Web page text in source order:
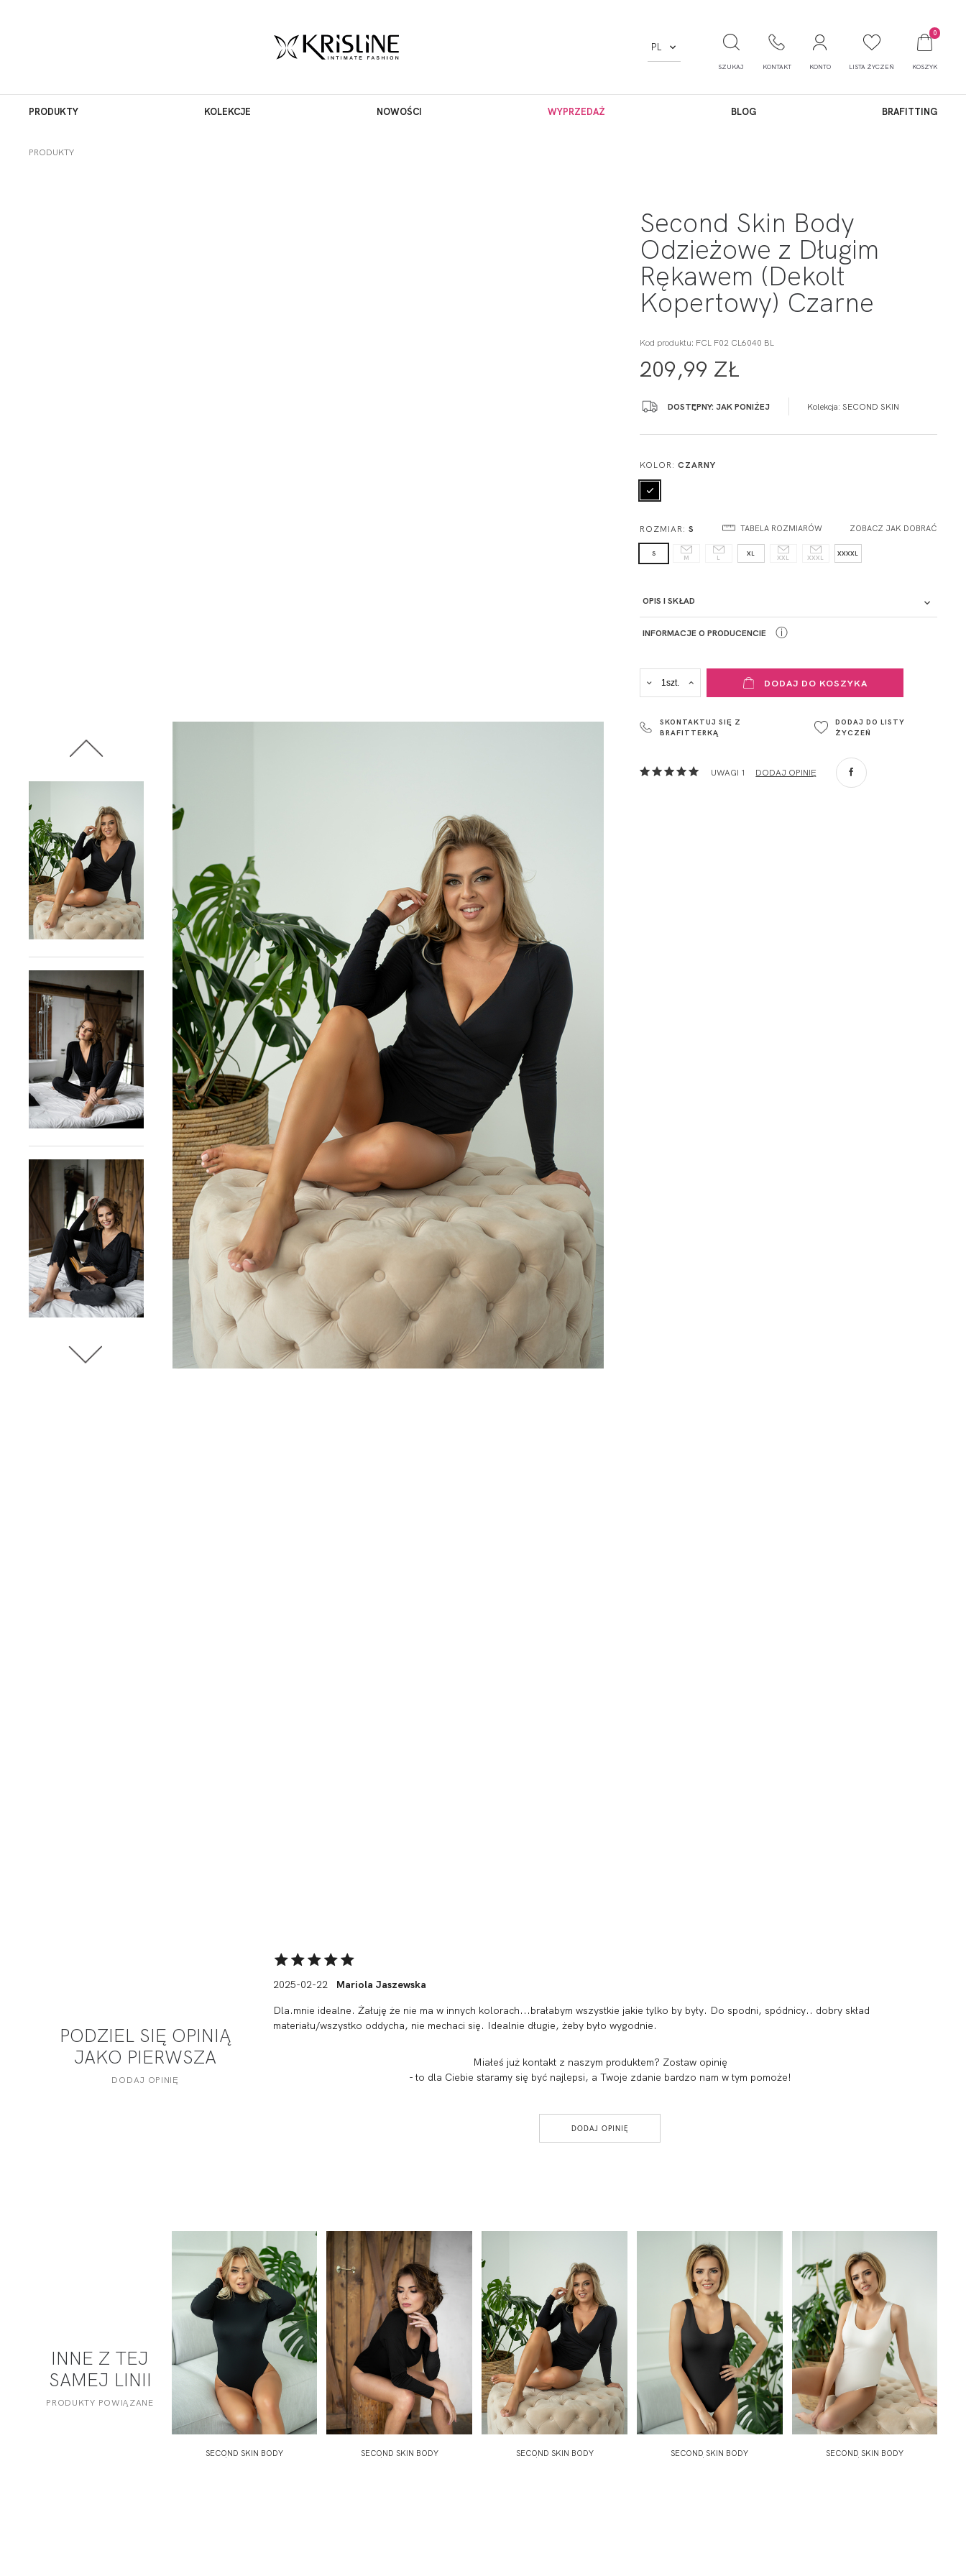
PL
SZUKAJ KONTAKT KONTO LISTA ŻYCZEŃ
0
KOSZYK
PRODUKTY KOLEKCJE NOWOŚCI WYPRZEDAŻ BLOG BRAFITTING
PRODUKTY
Second Skin Body
Odzieżowe z Długim
Rękawem (Dekolt
Kopertowy) Czarne
Kod produktu: FCL F02 CL6040 BL
209,99 ZŁ
DOSTĘPNY: JAK PONIŻEJ Kolekcja: SECOND SKIN
KOLOR:CZARNY
ROZMIAR:S TABELA ROZMIARÓW ZOBACZ JAK DOBRAĆ
S
M L
XL
XXL XXXL
XXXXL
OPIS I SKŁAD
INFORMACJE O PRODUCENCIE
komandytowa
Ul. Sienkiewicza 73 lok. 7,
ADRES PUNKTU KONTAKTOWEGO
ul. Łowicka 89a
Głowno
komandytowa
+48 42 719 43 15
biuro@fashiontexgroup.com
Ul. Sienkiewicza 73 lok. 7,
90-057
ⓘ
DODAJ DO KOSZYKA
SKONTAKTUJ SIĘ Z
BRAFITTERKĄ
DODAJ DO LISTY
ŻYCZEŃ
UWAGI 1 DODAJ OPINIĘ
PODZIEL SIĘ OPINIĄ
JAKO PIERWSZA
DODAJ OPINIĘ
2025-02-22
Mariola Jaszewska
Dla.mnie idealne. Żałuję że nie ma w innych kolorach...brałabym wszystkie jakie tylko by były. Do spodni, spódnicy.. dobry skład
materiału/wszystko oddycha, nie mechaci się. Idealnie długie, żeby było wygodnie.
Miałeś już kontakt z naszym produktem? Zostaw opinię
- to dla Ciebie staramy się być najlepsi, a Twoje zdanie bardzo nam w tym pomoże!
DODAJ OPINIĘ
INNE Z TEJ
SAMEJ LINII
PRODUKTY POWIĄZANE
SECOND SKIN BODY
SECOND SKIN BODY
SECOND SKIN BODY
SECOND SKIN BODY
SECOND SKIN BODY